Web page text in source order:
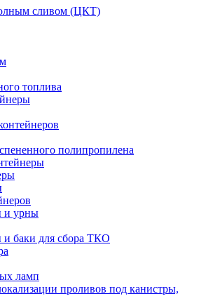
сливом (ЦКТ)
топлива
полипропилена
и урны
баки для сбора ТКО
ламп
проливов под канистры,